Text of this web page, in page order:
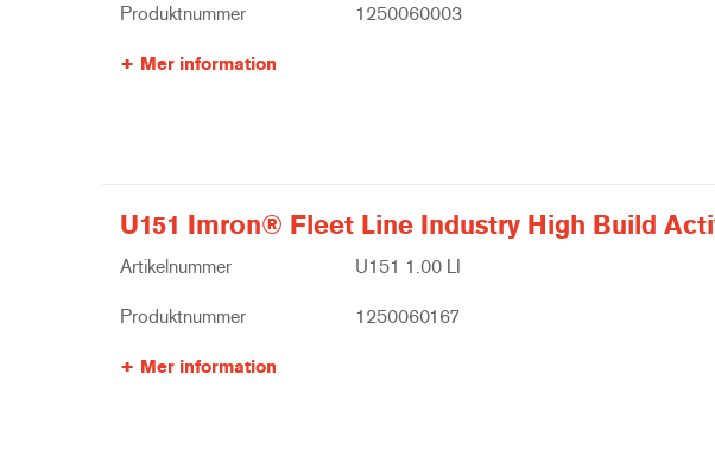
Produktnummer 1250060003
Mer information
U151 Imron® Fleet Line Industry High Build
Artikelnummer U151 1.00 LI
Produktnummer 1250060167
Mer information